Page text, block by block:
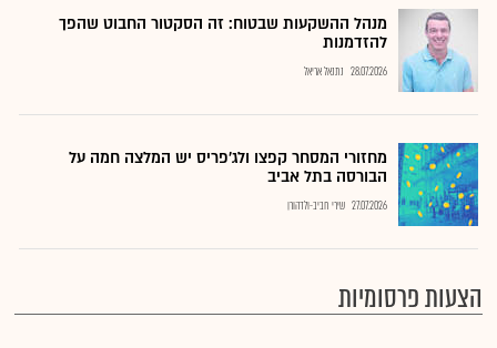
מנהל ההשקעות שבטוח: זה הסקטור החבוט שהפך
להזדמנות
28.07.2026 נתנאל אריאל
מחזורי המסחר קפצו ולג'פריס יש המלצה חמה על
הבורסה בתל אביב
27.07.2026 שירי חביב-ולדהורן
הצעות פרסומיות